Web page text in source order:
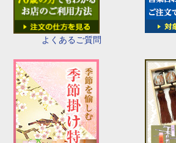
よくあるご質問